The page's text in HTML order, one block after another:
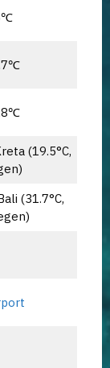
(19.5°C,
(31.7°C,